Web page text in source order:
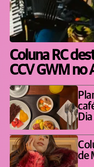
Coluna RC
CCV GWM
de